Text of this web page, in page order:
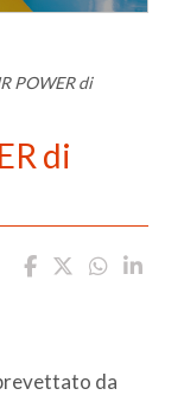
POWER di
di
da